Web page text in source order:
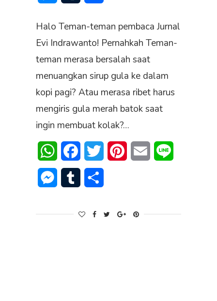
Halo Teman-teman pembaca Jurnal
Evi Indrawanto! Pernahkah Teman-
teman merasa bersalah saat
menuangkan sirup gula ke dalam
kopi pagi? Atau merasa ribet harus
mengiris gula merah batok saat
ingin membuat kolak?…
WhatsAppFacebookTwitter PinterestEmail
Messenger
Tumblr